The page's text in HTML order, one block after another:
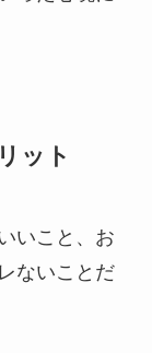
ット
いこと、お
ないことだ